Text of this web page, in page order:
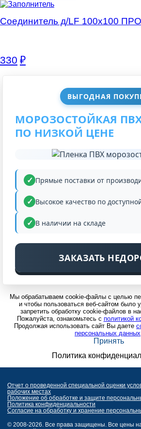
ВЫГОДНАЯ
МОРОЗОСТОЙКАЯ
ПО НИЗКОЙ ЦЕНЕ
Прямые поставки от
Высокое качество по
В наличии на складе
ЗАКАЗАТЬ
Соединитель д/LF 100х100
330 ₽
Мы обрабатываем cookie-файлы с целью
и чтобы пользоваться веб-сайтом было
запретить обработку cookie-файлов в
Пожалуйста, ознакомьтесь с политикой
Продолжая использовать сайт Вы даете
персональных данных
Принять
Политика
Отчет о проведенной специальной оценки
рабочих местах
Положение об обработке и защите
Политика конфиденциальности
Согласие на обработку и хранение
© 2008-2026. Все права защищены. Все цены